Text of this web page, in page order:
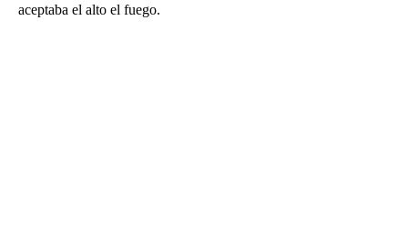
aceptaba el alto el fuego.